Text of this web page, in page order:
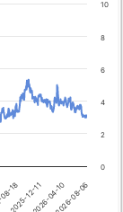
18
2025-12-112026-04-102026-08-06
0
2
4
6
8
10